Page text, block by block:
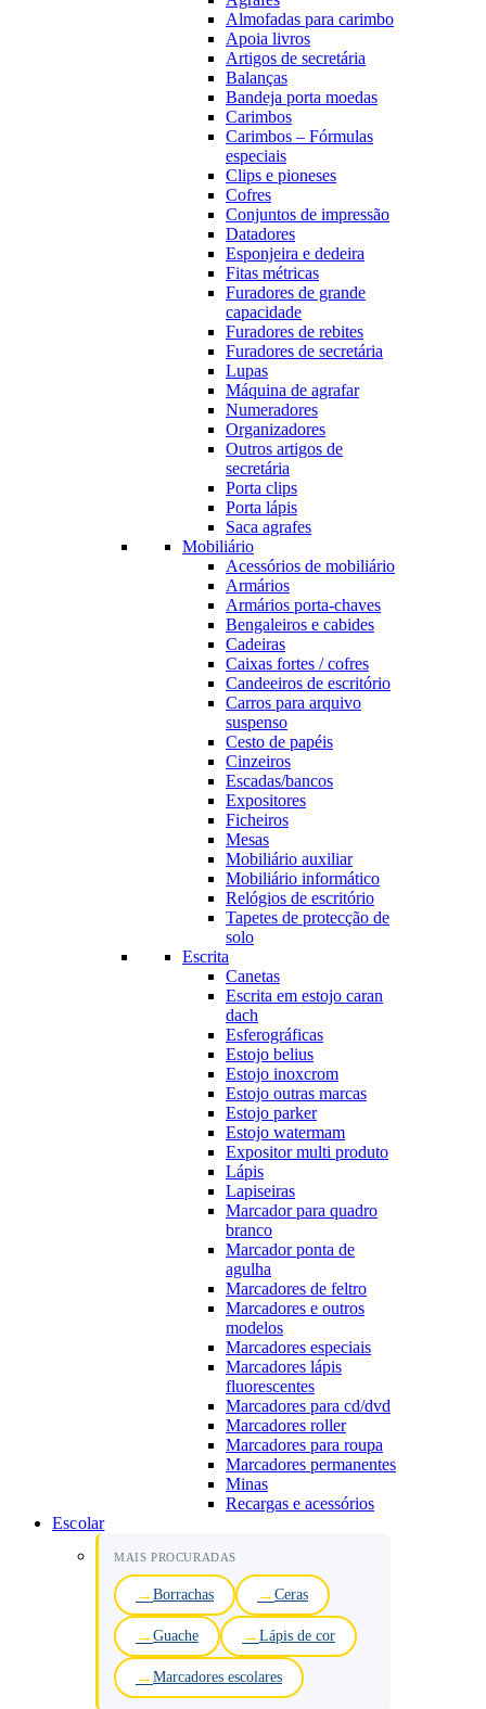
Almofadas para carimbo
Apoia livros
Artigos de secretária
Balanças
Bandeja porta moedas
Carimbos
Carimbos – Fórmulas
especiais
Clips e pioneses
Cofres
Conjuntos de impressão
Datadores
Esponjeira e dedeira
Fitas métricas
Furadores de grande
capacidade
Furadores de rebites
Furadores de secretária
Lupas
Máquina de agrafar
Numeradores
Organizadores
Outros artigos de
secretária
Porta clips
Porta lápis
Saca agrafes
Mobiliário
Acessórios de mobiliário
Armários
Armários porta-chaves
Bengaleiros e cabides
Cadeiras
Caixas fortes / cofres
Candeeiros de escritório
Carros para arquivo
suspenso
Cesto de papéis
Cinzeiros
Escadas/bancos
Expositores
Ficheiros
Mesas
Mobiliário auxiliar
Mobiliário informático
Relógios de escritório
Tapetes de protecção de
solo
Escrita
Canetas
Escrita em estojo caran
dach
Esferográficas
Estojo belius
Estojo inoxcrom
Estojo outras marcas
Estojo parker
Estojo watermam
Expositor multi produto
Lápis
Lapiseiras
Marcador para quadro
branco
Marcador ponta de
agulha
Marcadores de feltro
Marcadores e outros
modelos
Marcadores especiais
Marcadores lápis
fluorescentes
Marcadores para cd/dvd
Marcadores roller
Marcadores para roupa
Marcadores permanentes
Minas
Recargas e acessórios
Escolar
MAIS PROCURADAS
Borrachas Ceras
Guache Lápis de cor
Marcadores escolares